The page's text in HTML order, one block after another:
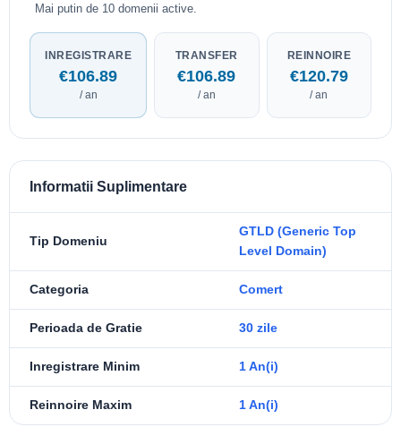
Mai putin de 10 domenii active.
INREGISTRARE
€106.89
/ an
TRANSFER
€106.89
/ an
REINNOIRE
€120.79
/ an
Informatii Suplimentare
Tip Domeniu
GTLD (Generic Top
Level Domain)
Categoria Comert
Perioada de Gratie 30 zile
Inregistrare Minim 1 An(i)
Reinnoire Maxim 1 An(i)